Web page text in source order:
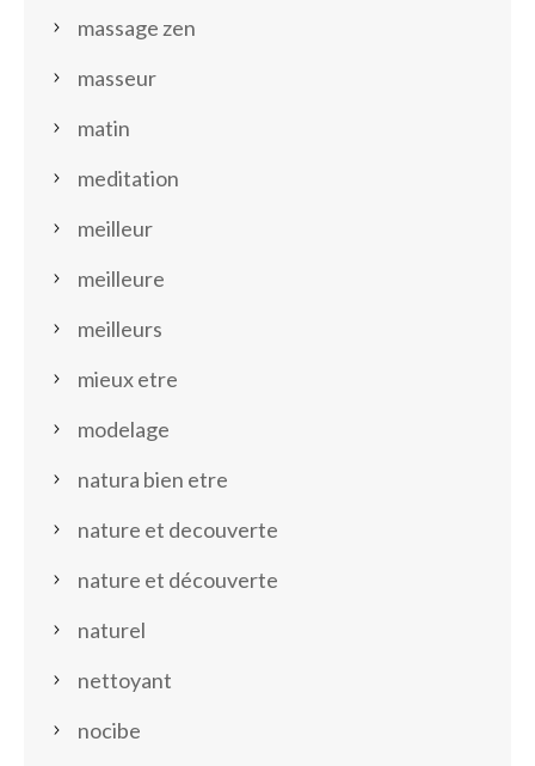
massage zen
masseur
matin
meditation
meilleur
meilleure
meilleurs
mieux etre
modelage
natura bien etre
nature et decouverte
nature et découverte
naturel
nettoyant
nocibe